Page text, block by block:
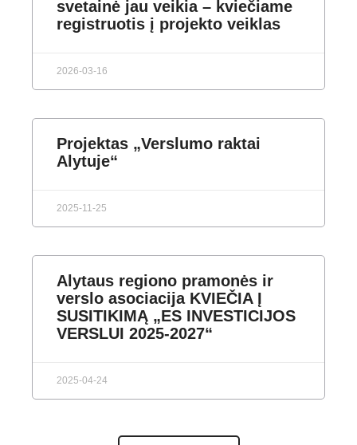
svetainė jau veikia – kviečiame
registruotis į projekto veiklas
2026-03-16
Projektas „Verslumo raktai
Alytuje“
2025-11-25
Alytaus regiono pramonės ir
verslo asociacija KVIEČIA Į
SUSITIKIMĄ „ES INVESTICIJOS
VERSLUI 2025-2027“
2025-04-24